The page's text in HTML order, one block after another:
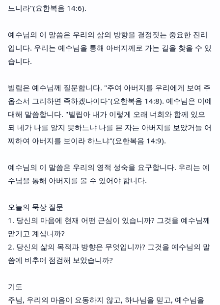
느니라"(요한복음 14:6).
예수님의 이 말씀은 우리의 삶의 방향을 결정짓는 중요한 진리
입니다. 우리는 예수님을 통해 아버지께로 가는 길을 찾을 수 있
습니다.
빌립은 예수님께 질문합니다. "주여 아버지를 우리에게 보여 주
옵소서 그리하면 족하겠나이다"(요한복음 14:8). 예수님은 이에
대해 말씀합니다. "빌립아 내가 이렇게 오래 너희와 함께 있으
되 네가 나를 알지 못하느냐 나를 본 자는 아버지를 보았거늘 어
찌하여 아버지를 보이라 하느냐"(요한복음 14:9).
예수님의 이 말씀은 우리의 영적 성숙을 요구합니다. 우리는 예
수님을 통해 아버지를 볼 수 있어야 합니다.
오늘의 묵상 질문
1. 당신의 마음에 현재 어떤 근심이 있습니까? 그것을 예수님께
맡기고 계십니까?
2. 당신의 삶의 목적과 방향은 무엇입니까? 그것을 예수님의 말
씀에 비추어 점검해 보았습니까?
기도
주님, 우리의 마음이 요동하지 않고, 하나님을 믿고, 예수님을